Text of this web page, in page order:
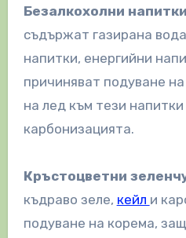
Безалкохолни напитки
съдържат газирана
напитки, енергийни
причиняват подуване
на лед към тези
карбонизацията.
Кръстоцветни
къдраво зеле, кейл и
подуване на корема,